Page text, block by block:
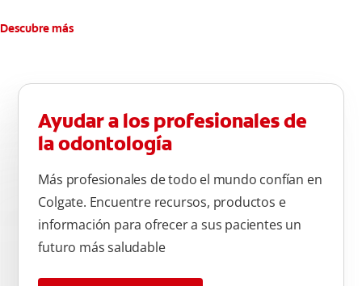
Descubre más
Ayudar a los profesionales de
la odontología
Más profesionales de todo el mundo confían en
Colgate. Encuentre recursos, productos e
información para ofrecer a sus pacientes un
futuro más saludable